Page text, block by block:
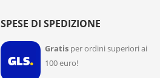
SPESE DI SPEDIZIONE
Gratisper ordini superiori ai
100 euro!